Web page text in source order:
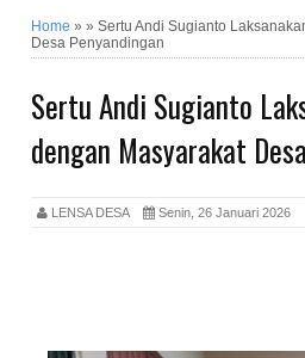
Home »»Sertu Andi Sugianto
Desa Penyandingan
Sertu Andi Sugianto
dengan Masyarakat
LENSA DESA Senin, 26 Januari 2026